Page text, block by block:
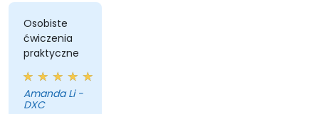
Osobiste
ćwiczenia
praktyczne
Amanda Li -
DXC